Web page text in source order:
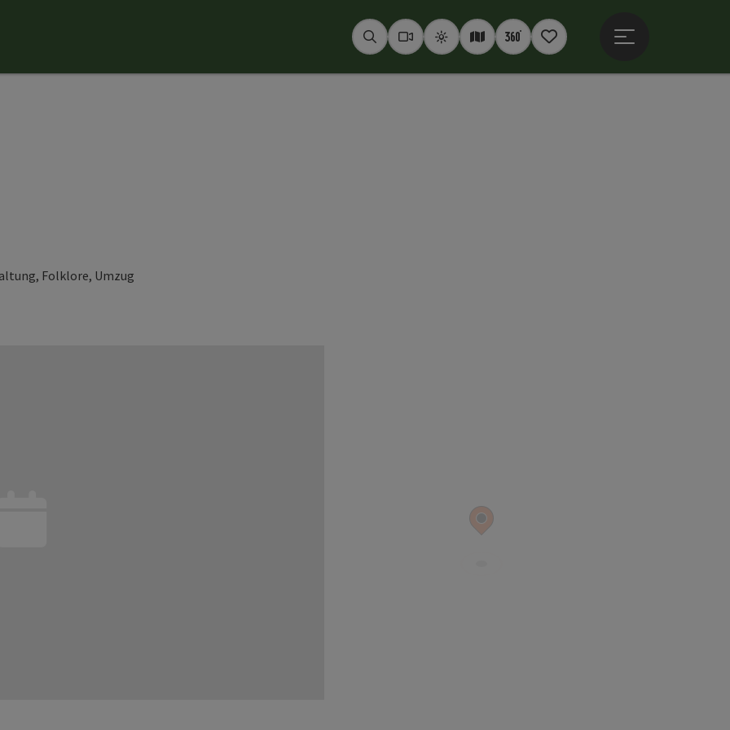
SuchenWebcams
WetterInteraktive Karte
360° Panoramen
Merkzettel
Folklore, Umzug